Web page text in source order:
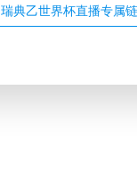
瑞典乙世界杯直播专属